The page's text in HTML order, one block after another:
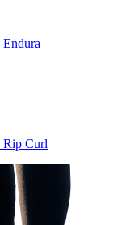
Endura
Rip Curl